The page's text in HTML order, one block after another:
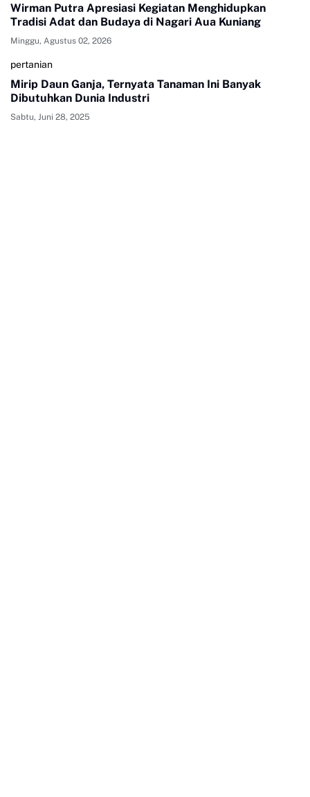
Wirman Putra Apresiasi Kegiatan Menghidupkan
Tradisi Adat dan Budaya di Nagari Aua Kuniang
Minggu, Agustus 02, 2026
pertanian
Mirip Daun Ganja, Ternyata Tanaman Ini Banyak
Dibutuhkan Dunia Industri
Sabtu, Juni 28, 2025